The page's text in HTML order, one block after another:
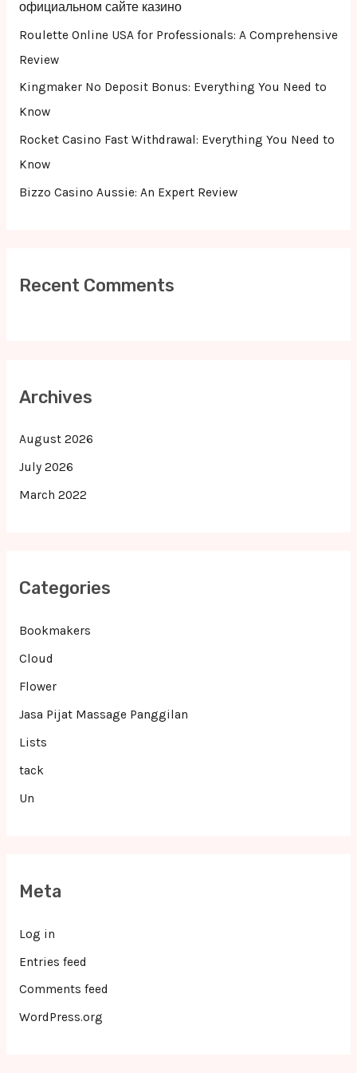
официальном сайте казино
Roulette Online USA for Professionals: A Comprehensive
Review
Kingmaker No Deposit Bonus: Everything You Need to
Know
Rocket Casino Fast Withdrawal: Everything You Need to
Know
Bizzo Casino Aussie: An Expert Review
Recent Comments
Archives
August 2026
July 2026
March 2022
Categories
Bookmakers
Cloud
Flower
Jasa Pijat Massage Panggilan
Lists
tack
Un
Meta
Log in
Entries feed
Comments feed
WordPress.org